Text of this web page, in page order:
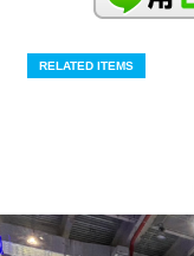
RELATED ITEMS